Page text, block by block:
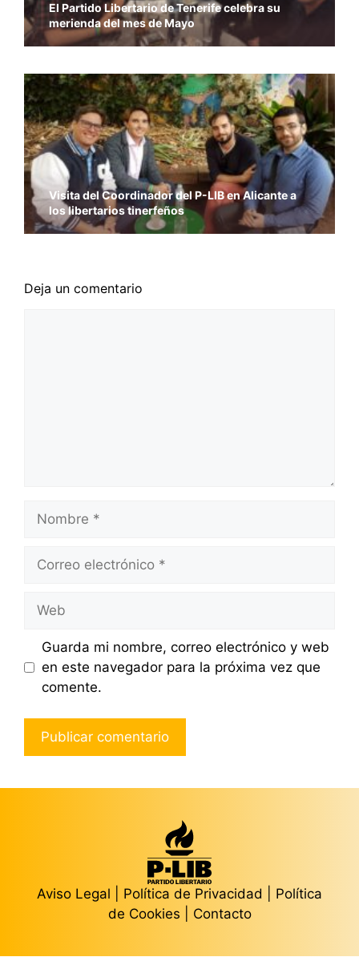
El Partido Libertario de Tenerife celebra su
merienda del mes de Mayo
Visita del Coordinador del P-LIB en Alicante a
los libertarios tinerfeños
Deja un comentario
Nombre
Correo
Web
Guarda mi nombre, correo electrónico y web
en este navegador para la próxima vez que
comente.
Aviso Legal Política de Privacidad
Política
de Cookies
Contacto